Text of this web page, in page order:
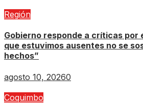
Región
Gobierno responde a críticas por
que estuvimos ausentes no se
hechos”
agosto 10, 20260
Coquimbo